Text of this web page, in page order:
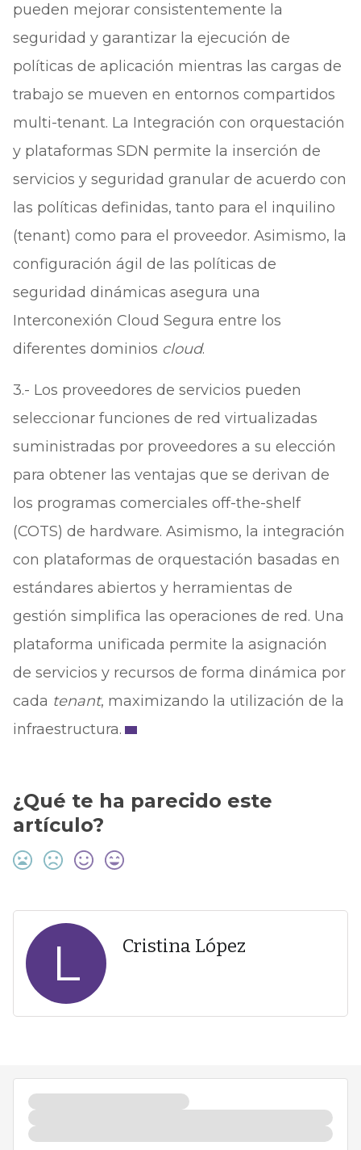
pueden mejorar consistentemente la
seguridad y garantizar la ejecución de
políticas de aplicación mientras las cargas de
trabajo se mueven en entornos compartidos
multi-tenant. La Integración con orquestación
y plataformas SDN permite la inserción de
servicios y seguridad granular de acuerdo con
las políticas definidas, tanto para el inquilino
(tenant) como para el proveedor. Asimismo, la
configuración ágil de las políticas de
seguridad dinámicas asegura una
Interconexión Cloud Segura entre los
diferentes dominios cloud.
3.- Los proveedores de servicios pueden
seleccionar funciones de red virtualizadas
suministradas por proveedores a su elección
para obtener las ventajas que se derivan de
los programas comerciales off-the-shelf
(COTS) de hardware. Asimismo, la integración
con plataformas de orquestación basadas en
estándares abiertos y herramientas de
gestión simplifica las operaciones de red. Una
plataforma unificada permite la asignación
de servicios y recursos de forma dinámica por
cada tenant, maximizando la utilización de la
infraestructura.
¿Qué te ha parecido este
artículo?
L Cristina López